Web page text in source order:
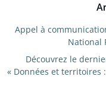
Appel à
National
Découvrez le
« Données et territoires